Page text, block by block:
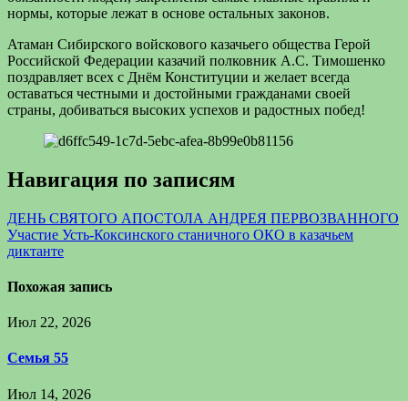
нормы, которые лежат в основе остальных законов.
Атаман Сибирского войскового казачьего общества Герой
Российской Федерации казачий полковник А.С. Тимошенко
поздравляет всех с Днём Конституции и желает всегда
оставаться честными и достойными гражданами своей
страны, добиваться высоких успехов и радостных побед!
Навигация по записям
ДЕНЬ СВЯТОГО АПОСТОЛА АНДРЕЯ ПЕРВОЗВАННОГО
Участие Усть-Коксинского станичного ОКО в казачьем
диктанте
Похожая запись
Июл 22, 2026
Семья 55
Июл 14, 2026